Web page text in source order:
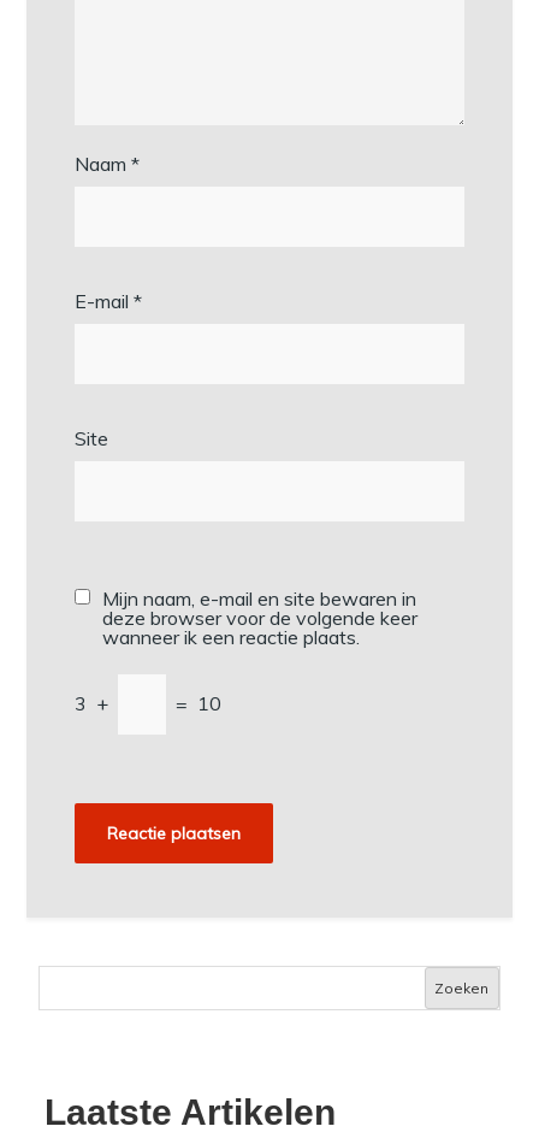
Naam*
E-mail*
Site
Mijn naam, e-mail en site bewaren in
deze browser voor de volgende keer
wanneer ik een reactie plaats.
3 + = 10
Zoeken
Laatste Artikelen